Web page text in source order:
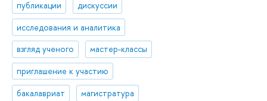
публикации
дискуссии
исследования и аналитика
взгляд ученого
мастер-классы
приглашение к участию
бакалавриат
магистратура